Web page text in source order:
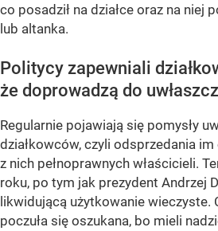
co posadził na działce oraz na niej
lub altanka.
Politycy zapewniali
że doprowadzą do
Regularnie pojawiają się pomysły
działkowców, czyli odsprzedania
z nich pełnoprawnych właścicieli.
roku, po tym jak prezydent Andrzej
likwidującą użytkowanie wieczyste.
poczuła się oszukana, bo mieli